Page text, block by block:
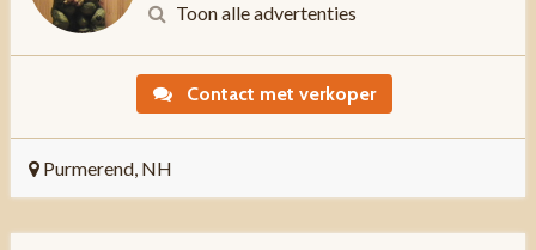
Toon alle advertenties
Contact met verkoper
Purmerend, NH